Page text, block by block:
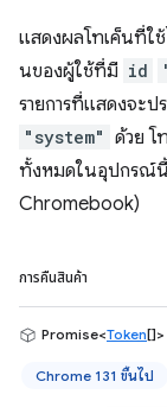
แสดงผลโทเค็นที่ใช้
นของผู้ใช้ที่มี id
รายการที่แสดงจะ
"system" ด้วย โ
ทั้งหมดในอุปกรณ์นี้
Chromebook)
การคืนสินค้า
Promise<Token[]>
Chrome 131 ขึ้นไป